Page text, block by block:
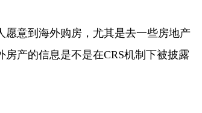
意到海外购房，尤其是去一些房地产
产的信息是不是在CRS机制下被披露